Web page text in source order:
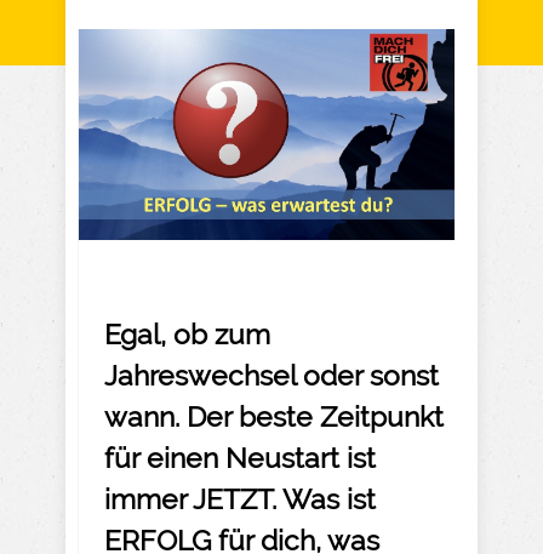
Egal, ob zum
Jahreswechsel oder sonst
wann. Der beste Zeitpunkt
für einen Neustart ist
immer JETZT. Was ist
ERFOLG für dich, was